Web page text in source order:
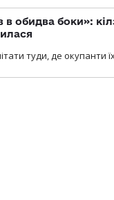
в обидва боки»:
туди, де окупанти